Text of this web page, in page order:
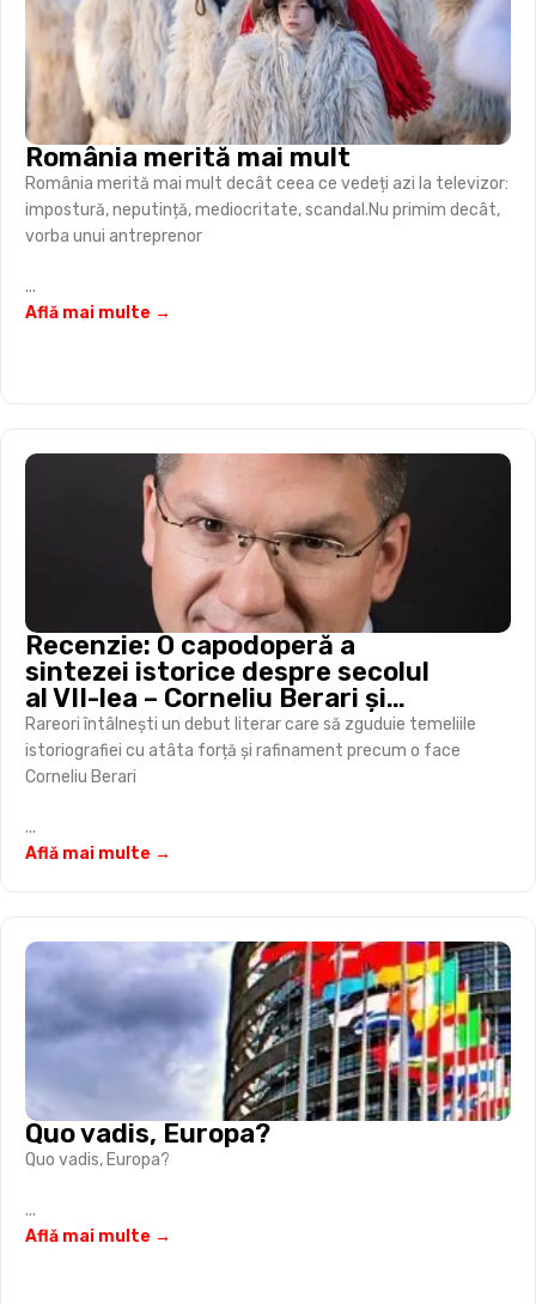
România merită mai mult
România merită mai mult decât ceea ce vedeți azi la televizor:
impostură, neputință, mediocritate, scandal.Nu primim decât,
vorba unui antreprenor
...
Află mai multe →
Recenzie: O capodoperă a
sintezei istorice despre secolul
al VII-lea – Corneliu Berari și
„războiul mondial” al Antichității
târzii
Rareori întâlnești un debut literar care să zguduie temeliile
istoriografiei cu atâta forță și rafinament precum o face
Corneliu Berari
...
Află mai multe →
Quo vadis, Europa?
Quo vadis, Europa?
...
Află mai multe →